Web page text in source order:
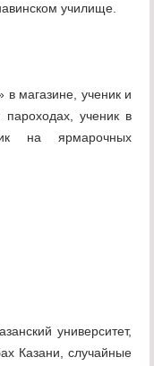
училище.
в магазине, ученик и
пароходах, ученик в
на ярмарочных
университет,
Казани, случайные